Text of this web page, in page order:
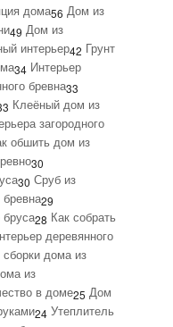
дома56 Дом из
49 Дом из
интерьер42 Грунт
34 Интерьер
бревна33
Клеёный дом из
загородного
обшить дом из
30
30 Сруб из
29
28 Как собрать
деревянного
сборки дома из
из
в доме25 Дом
24 Утеплитель